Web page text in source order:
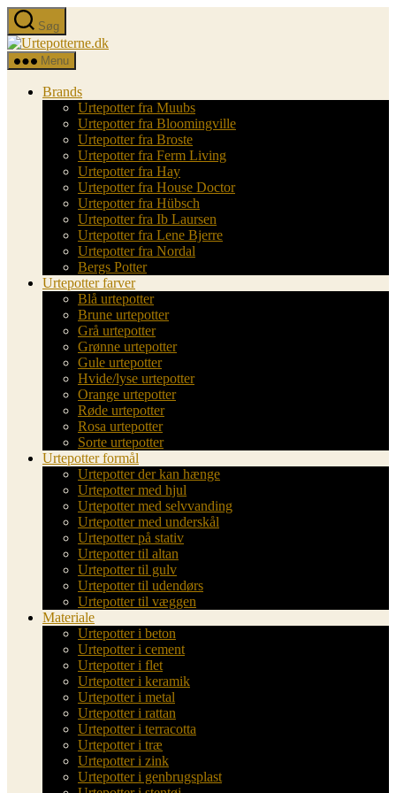
Spring
til
indholdet
Søg
Urtepotterne.dk
Menu
Brands
Urtepotter fra Muubs
Urtepotter fra Bloomingville
Urtepotter fra Broste
Urtepotter fra Ferm Living
Urtepotter fra Hay
Urtepotter fra House Doctor
Urtepotter fra Hübsch
Urtepotter fra Ib Laursen
Urtepotter fra Lene Bjerre
Urtepotter fra Nordal
Bergs Potter
Urtepotter farver
Blå urtepotter
Brune urtepotter
Grå urtepotter
Grønne urtepotter
Gule urtepotter
Hvide/lyse urtepotter
Orange urtepotter
Røde urtepotter
Rosa urtepotter
Sorte urtepotter
Urtepotter formål
Urtepotter der kan hænge
Urtepotter med hjul
Urtepotter med selvvanding
Urtepotter med underskål
Urtepotter på stativ
Urtepotter til altan
Urtepotter til gulv
Urtepotter til udendørs
Urtepotter til væggen
Materiale
Urtepotter i beton
Urtepotter i cement
Urtepotter i flet
Urtepotter i keramik
Urtepotter i metal
Urtepotter i rattan
Urtepotter i terracotta
Urtepotter i træ
Urtepotter i zink
Urtepotter i genbrugsplast